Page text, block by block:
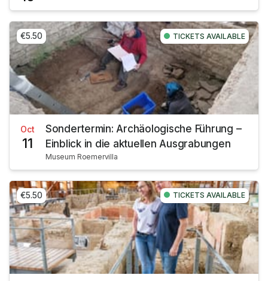
€5.50 TICKETS AVAILABLE
Oct
11
Sondertermin: Archäologische Führung –
Einblick in die aktuellen Ausgrabungen
Museum Roemervilla
€5.50 TICKETS AVAILABLE